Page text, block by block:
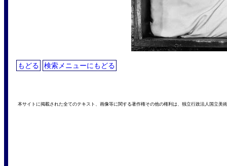
もどる 検索メニューにもどる
本サイトに掲載された全てのテキスト、画像等に関する著作権その他の権利は、独立行政法人国立